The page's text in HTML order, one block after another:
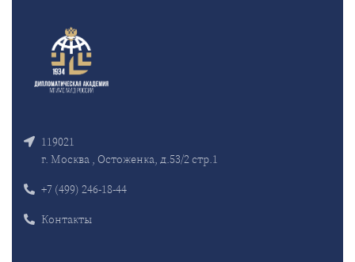
119021
г. Москва , Остоженка, д.53/2 стр.1
+7 (499) 246-18-44
Контакты